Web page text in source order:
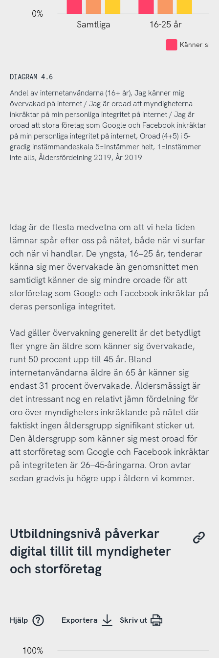
0%
Samtliga
16-25 år
Känner sig
DIAGRAM 4.6
Andel av internetanvändarna (16+ år), Jag känner mig
övervakad på internet / Jag är oroad att myndigheterna
inkräktar på min personliga integritet på internet / Jag är
oroad att stora företag som Google och Facebook inkräktar
på min personliga integritet på internet, Oroad (4+5) i 5-
gradig instämmandeskala 5=Instämmer helt, 1=Instämmer
inte alls, Åldersfördelning 2019, År 2019
Idag är de flesta medvetna om att vi hela tiden
lämnar spår efter oss på nätet, både när vi surfar
och när vi handlar. De yngsta, 16–25 år, tenderar
känna sig mer övervakade än genomsnittet men
samtidigt känner de sig mindre oroade för att
storföretag som Google och Facebook inkräktar på
deras personliga integritet.
Vad gäller övervakning generellt är det betydligt
fler yngre än äldre som känner sig övervakade,
runt 50 procent upp till 45 år. Bland
internetanvändarna äldre än 65 år känner sig
endast 31 procent övervakade. Åldersmässigt är
det intressant nog en relativt jämn fördelning för
oro över myndigheters inkräktande på nätet där
faktiskt ingen åldersgrupp signifikant sticker ut.
Den åldersgrupp som känner sig mest oroad för
att storföretag som Google och Facebook inkräktar
på integriteten är 26–45-åringarna. Oron avtar
sedan gradvis ju högre upp i åldern vi kommer.
Utbildningsnivå påverkar
digital tillit till myndigheter
och storföretag
Hjälp Exportera Skriv ut
100%